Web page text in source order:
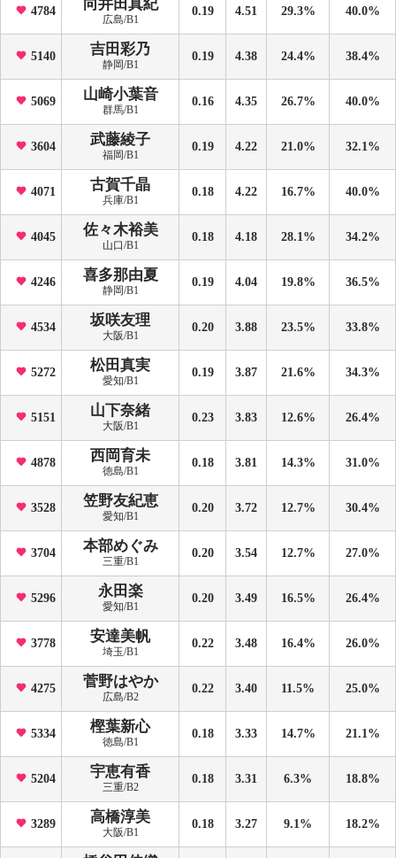
4784 向井田真紀
広島/B1
0.19 4.51 29.3% 40.0%
5140 吉田彩乃
静岡/B1
0.19 4.38 24.4% 38.4%
5069 山崎小葉音
群馬/B1
0.16 4.35 26.7% 40.0%
3604 武藤綾子
福岡/B1
0.19 4.22 21.0% 32.1%
4071 古賀千晶
兵庫/B1
0.18 4.22 16.7% 40.0%
4045 佐々木裕美
山口/B1
0.18 4.18 28.1% 34.2%
4246 喜多那由夏
静岡/B1
0.19 4.04 19.8% 36.5%
4534 坂咲友理
大阪/B1
0.20 3.88 23.5% 33.8%
5272 松田真実
愛知/B1
0.19 3.87 21.6% 34.3%
5151 山下奈緒
大阪/B1
0.23 3.83 12.6% 26.4%
4878 西岡育未
徳島/B1
0.18 3.81 14.3% 31.0%
3528 笠野友紀恵
愛知/B1
0.20 3.72 12.7% 30.4%
3704 本部めぐみ
三重/B1
0.20 3.54 12.7% 27.0%
5296 永田楽
愛知/B1
0.20 3.49 16.5% 26.4%
3778 安達美帆
埼玉/B1
0.22 3.48 16.4% 26.0%
4275 菅野はやか
広島/B2
0.22 3.40 11.5% 25.0%
5334 樫葉新心
徳島/B1
0.18 3.33 14.7% 21.1%
5204 宇恵有香
三重/B2
0.18 3.31 6.3% 18.8%
3289 高橋淳美
大阪/B1
0.18 3.27 9.1% 18.2%